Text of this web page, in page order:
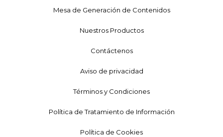
Mesa de Generación de Contenidos
Nuestros Productos
Contáctenos
Aviso de privacidad
Términos y Condiciones
Política de Tratamiento de Información
Política de Cookies